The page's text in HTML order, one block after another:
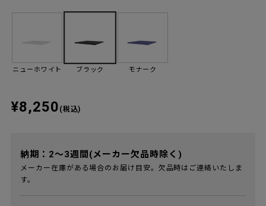
ニューホワイト ブラック モナーク
¥8,250 (税込)
納期：2～3週間(メーカー欠品時除く)
メーカー在庫がある場合のお届け目安。欠品時はご連絡いたしま
す。